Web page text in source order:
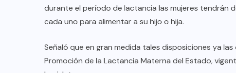
durante el período de lactancia las mujeres tendrán
cada uno para alimentar a su hijo o hija.
Señaló que en gran medida tales disposiciones ya
Promoción de la Lactancia Materna del Estado,